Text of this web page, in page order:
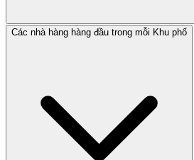
Các nhà hàng hàng đầu trong mỗi Khu phố